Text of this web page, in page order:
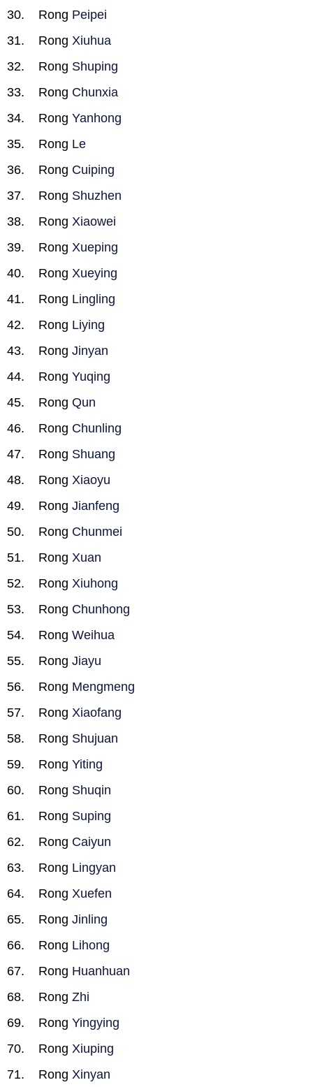
Rong Peipei
Rong Xiuhua
Rong Shuping
Rong Chunxia
Rong Yanhong
Rong Le
Rong Cuiping
Rong Shuzhen
Rong Xiaowei
Rong Xueping
Rong Xueying
Rong Lingling
Rong Liying
Rong Jinyan
Rong Yuqing
Rong Qun
Rong Chunling
Rong Shuang
Rong Xiaoyu
Rong Jianfeng
Rong Chunmei
Rong Xuan
Rong Xiuhong
Rong Chunhong
Rong Weihua
Rong Jiayu
Rong Mengmeng
Rong Xiaofang
Rong Shujuan
Rong Yiting
Rong Shuqin
Rong Suping
Rong Caiyun
Rong Lingyan
Rong Xuefen
Rong Jinling
Rong Lihong
Rong Huanhuan
Rong Zhi
Rong Yingying
Rong Xiuping
Rong Xinyan